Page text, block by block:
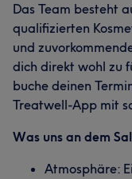
Das Team besteht
qualifizierten
und
dich direkt wohl zu
buche deinen
Treatwell-App mit
Was uns an dem
Atmosphäre: